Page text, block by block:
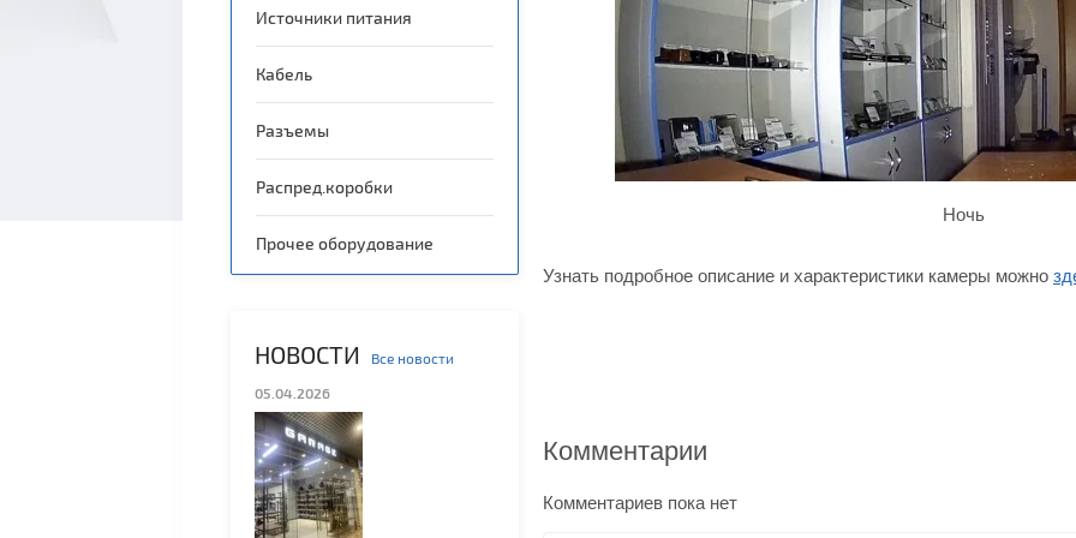
Источники питания
Кабель
Разъемы
Распред.коробки
Прочее оборудование
НОВОСТИ
Все новости
05.04.2026
Ночь
Узнать подробное описание и характеристики камеры можно
Комментарии
Комментариев пока нет